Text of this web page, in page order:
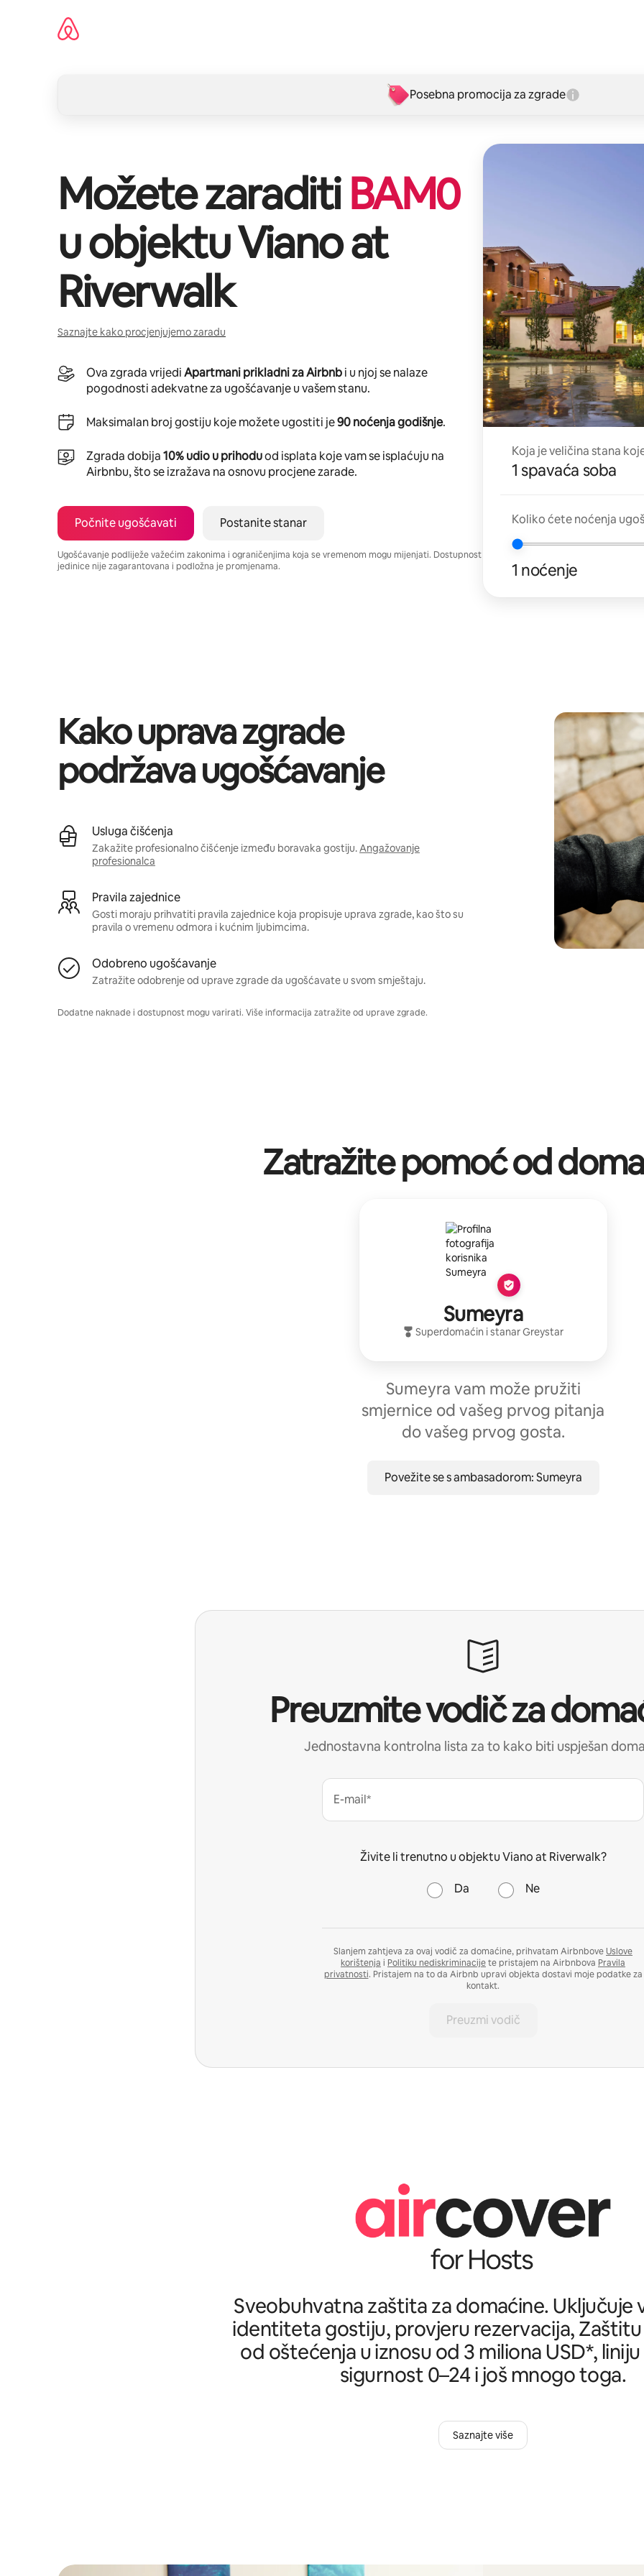
Posebna promocija za zgrade
Možete zaraditiBAM0
u objektuViano at
Riverwalk
Saznajte kako procjenjujemo zaradu
Ova zgrada vrijediApartmani prikladni za Airbnbi u njoj se nalaze
pogodnosti adekvatne za ugošćavanje u vašem stanu.
Maksimalan broj gostiju koje možete ugostiti je90 noćenja godišnje.
Zgrada dobija10% udio u prihoduod isplata koje vam se isplaćuju na
Airbnbu, što se izražava na osnovu procjene zarade.
Počnite ugošćavati Postanite stanar
Ugošćavanje podliježe važećim zakonima i ograničenjima koja se vremenom mogu mijenjati. Dostupnost
jedinice nije zagarantovana i podložna je promjenama.
Koja je veličina stana
1 spavaća soba
Koliko ćete noćenja
1 noćenje
Kako uprava zgrade
podržava ugošćavanje
Usluga čišćenja
Zakažite profesionalno čišćenje između boravaka gostiju.Angažovanje
profesionalca
Pravila zajednice
Gosti moraju prihvatiti pravila zajednice koja propisuje uprava zgrade, kao što su
pravila o vremenu odmora i kućnim ljubimcima.
Odobreno ugošćavanje
Zatražite odobrenje od uprave zgrade da ugošćavate u svom smještaju.
Dodatne naknade i dostupnost mogu varirati. Više informacija zatražite od uprave zgrade.
Zatražite pomoć od
Sumeyra
Superdomaćin i stanarGreystar
Sumeyra vam može pružiti
smjernice od vašeg prvog pitanja
do vašeg prvog gosta.
Povežite se s ambasadorom: Sumeyra
Preuzmite vodič za
Jednostavna kontrolna lista za to kako biti uspješan
E-mail*
Živite li trenutno u objektu Viano at Riverwalk?
Da Ne
Slanjem zahtjeva za ovaj vodič za domaćine, prihvatam AirbnboveUslove
korištenja i Politiku nediskriminacijete pristajem na Airbnbova Pravila
privatnosti. Pristajem na to da Airbnb upravi objekta dostavi moje podatke za
kontakt.
Preuzmi vodič
Sveobuhvatna zaštita za domaćine. Uključuje
identiteta gostiju, provjeru rezervacija,
od oštećenja u iznosu od 3 miliona USD*,
sigurnost 0–24 i još mnogo toga.
Saznajte više